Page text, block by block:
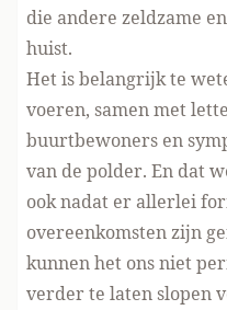
die andere zeldzame
huist.
Het is belangrijk te
voeren, samen met
buurtbewoners en
van de polder. En dat
ook nadat er allerlei
overeenkomsten zijn
kunnen het ons niet
verder te laten slopen